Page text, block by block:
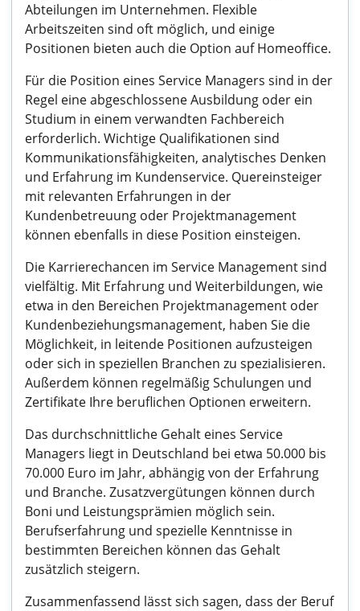
Abteilungen im Unternehmen. Flexible
Arbeitszeiten sind oft möglich, und einige
Positionen bieten auch die Option auf Homeoffice.
Für die Position eines Service Managers sind in der
Regel eine abgeschlossene Ausbildung oder ein
Studium in einem verwandten Fachbereich
erforderlich. Wichtige Qualifikationen sind
Kommunikationsfähigkeiten, analytisches Denken
und Erfahrung im Kundenservice. Quereinsteiger
mit relevanten Erfahrungen in der
Kundenbetreuung oder Projektmanagement
können ebenfalls in diese Position einsteigen.
Die Karrierechancen im Service Management sind
vielfältig. Mit Erfahrung und Weiterbildungen, wie
etwa in den Bereichen Projektmanagement oder
Kundenbeziehungsmanagement, haben Sie die
Möglichkeit, in leitende Positionen aufzusteigen
oder sich in speziellen Branchen zu spezialisieren.
Außerdem können regelmäßig Schulungen und
Zertifikate Ihre beruflichen Optionen erweitern.
Das durchschnittliche Gehalt eines Service
Managers liegt in Deutschland bei etwa 50.000 bis
70.000 Euro im Jahr, abhängig von der Erfahrung
und Branche. Zusatzvergütungen können durch
Boni und Leistungsprämien möglich sein.
Berufserfahrung und spezielle Kenntnisse in
bestimmten Bereichen können das Gehalt
zusätzlich steigern.
Zusammenfassend lässt sich sagen, dass der Beruf